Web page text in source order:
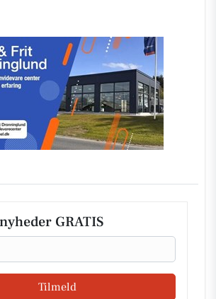
GRATIS
Tilmeld